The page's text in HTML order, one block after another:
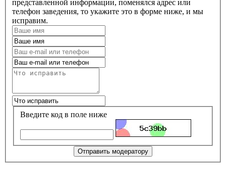
представленной информации, поменялся адрес или
телефон заведения, то укажите это в форме ниже, и мы
исправим.
Введите код в поле ниже
Отправить модератору